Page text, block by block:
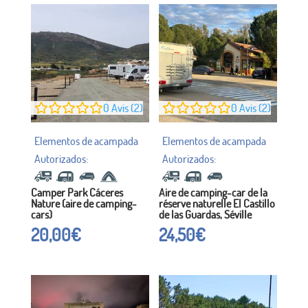
0 Avis (2)
Camper Park Cáceres
Nature (aire de camping-
cars)
20,00€
0 Avis (2)
Aire de camping-car de la
réserve naturelle El Castillo
de las Guardas, Séville
24,50€